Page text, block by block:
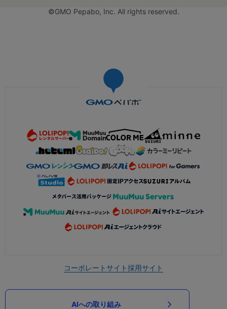
©GMO Pepabo, Inc. All rights reserved.
コーポレートサイト採用サイト
AIへの取り組み